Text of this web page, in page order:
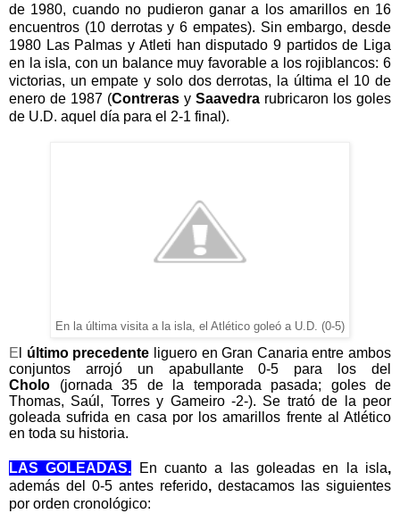
de 1980, cuando no pudieron ganar a los amarillos en 16
encuentros (10 derrotas y 6 empates). Sin embargo, desde
1980 Las Palmas y Atleti han disputado 9 partidos de Liga
en la isla, con un balance muy favorable a los rojiblancos: 6
victorias, un empate y solo dos derrotas, la última el 10 de
enero de 1987 (Contreras y Saavedra rubricaron los goles
de U.D. aquel día para el 2-1 final).
En la última visita a la isla, el Atlético goleó a U.D. (0-5)
E úl timoprecedente liguero en Gran Canaria entre ambos
conjuntos arrojó un apabullante 0-5 para los del
Cholo
(jornada 35 de la temporada pasada; goles de
Thomas, Saúl, Torres y Gameiro -2-). Se trató de la peor
goleada sufrida en casa por los amarillos frente al Atlético
en toda su historia.
LAS GOLEADAS. En cuanto a lasgoleadas en la isla,
además del 0-5 antes referido, destacamos las siguientes
por orden cronológico: